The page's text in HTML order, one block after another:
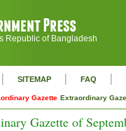
Republic of Bangladesh
| SITEMAP | FAQ |
Gazette Extraordinary
Gazette of